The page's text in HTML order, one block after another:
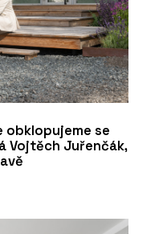
obklopujeme se
Vojtěch Juřenčák,